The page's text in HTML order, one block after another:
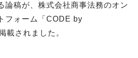
論稿が、株式会社商事法務のオン
フォーム「CODE by
載されました。